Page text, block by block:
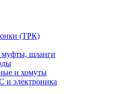
(ТРК)
муфты, шланги
и хомуты
и электроника